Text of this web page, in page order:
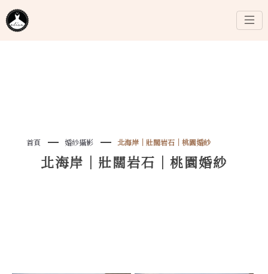
首頁 婚紗攝影 北海岸｜壯闊岩石｜桃園婚紗
北海岸｜壯闊岩石｜桃園婚紗